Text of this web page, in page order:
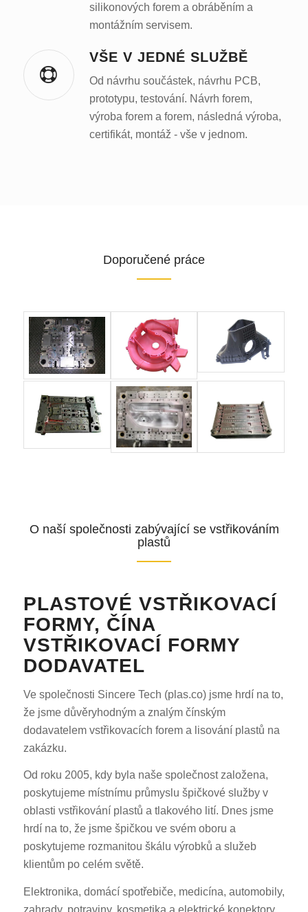
silikonových forem a obráběním a
montážním servisem.
VŠE V JEDNÉ SLUŽBĚ
Od návrhu součástek, návrhu PCB,
prototypu, testování. Návrh forem,
výroba forem a forem, následná výroba,
certifikát, montáž - vše v jednom.
Doporučené práce
O naší společnosti zabývající se vstřikováním
plastů
PLASTOVÉ VSTŘIKOVACÍ
FORMY, ČÍNA
VSTŘIKOVACÍ FORMY
DODAVATEL
Ve společnosti Sincere Tech (plas.co) jsme hrdí na to,
že jsme důvěryhodným a znalým čínským
dodavatelem vstřikovacích forem a lisování plastů na
zakázku.
Od roku 2005, kdy byla naše společnost založena,
poskytujeme místnímu průmyslu špičkové služby v
oblasti vstřikování plastů a tlakového lití. Dnes jsme
hrdí na to, že jsme špičkou ve svém oboru a
poskytujeme rozmanitou škálu výrobků a služeb
klientům po celém světě.
Elektronika, domácí spotřebiče, medicína, automobily,
zahrady, potraviny, kosmetika a elektrické konektory